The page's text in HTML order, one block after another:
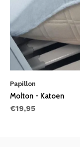
Papillon
Molton - Katoen
€19,95